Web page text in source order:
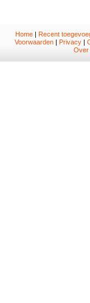
Home| Recent
Voorwaarden | Privacy |
Over